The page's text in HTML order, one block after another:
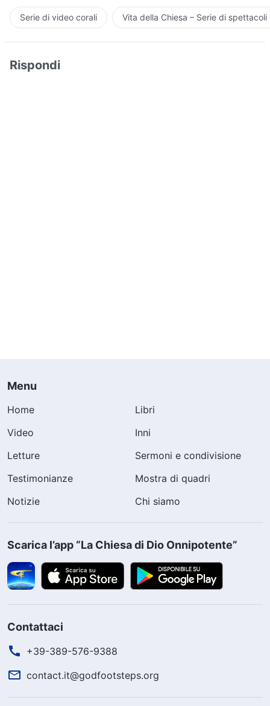
Serie di video corali Vita della Chiesa – Serie di
Rispondi
Menu
Home
Libri
Video
Inni
Letture
Sermoni e condivisione
Testimonianze
Mostra di quadri
Notizie
Chi siamo
Scarica l’app “La Chiesa di Dio Onnipotente”
Contattaci
+39-389-576-9388
contact.it@godfootsteps.org